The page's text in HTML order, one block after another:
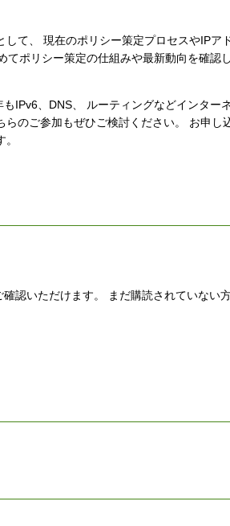
て、 現在のポリシー策定プロセスやIPア
ポリシー策定の仕組みや最新動向を確認
IPv6、DNS、 ルーティングなどインター
のご参加もぜひご検討ください。 お申し
認いただけます。 まだ購読されていない